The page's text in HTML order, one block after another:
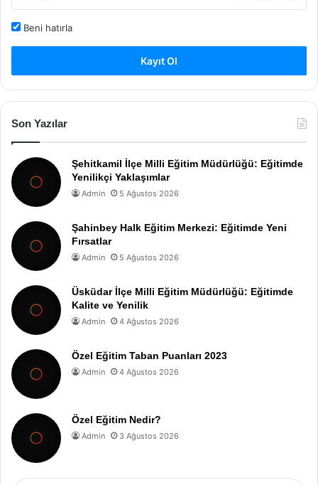
Beni hatırla
Kayıt Ol
Son Yazılar
Şehitkamil İlçe Milli Eğitim Müdürlüğü: Eğitimde
Yenilikçi Yaklaşımlar
Admin 5 Ağustos 2026
Şahinbey Halk Eğitim Merkezi: Eğitimde Yeni
Fırsatlar
Admin 5 Ağustos 2026
Üsküdar İlçe Milli Eğitim Müdürlüğü: Eğitimde
Kalite ve Yenilik
Admin 4 Ağustos 2026
Özel Eğitim Taban Puanları 2023
Admin 4 Ağustos 2026
Özel Eğitim Nedir?
Admin 3 Ağustos 2026